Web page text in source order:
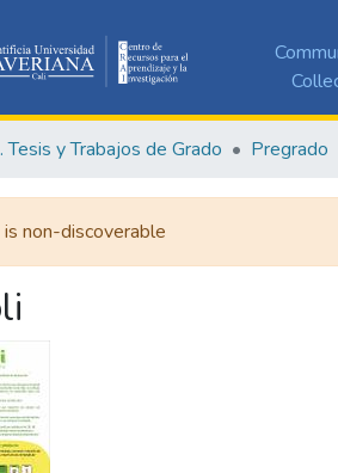
Tesis y Trabajos de Grado Pregrado
non-discoverable